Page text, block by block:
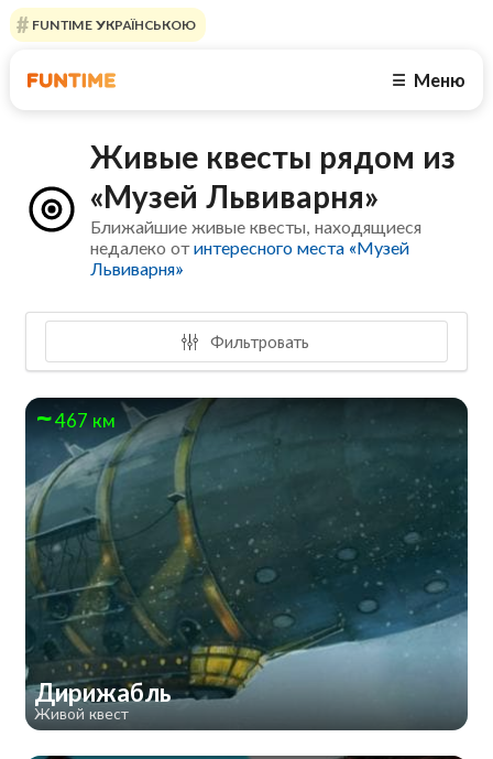
FUNTIME УКРАЇНСЬКОЮ
☰ Меню
Живые квесты рядом из
«Музей Львиварня»
Ближайшие живые квесты, находящиеся
недалеко отинтересного места «Музей
Львиварня»
Фильтровать
467 км
Дирижабль
Живой квест